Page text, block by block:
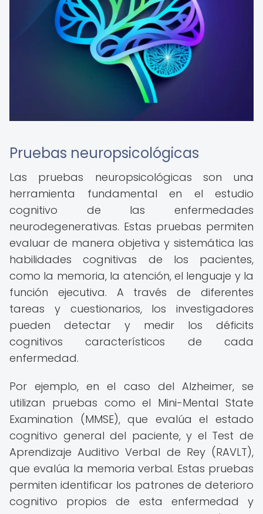
Pruebas neuropsicológicas
Las pruebas neuropsicológicas son una
herramienta fundamental en el estudio
cognitivo de las enfermedades
neurodegenerativas. Estas pruebas permiten
evaluar de manera objetiva y sistemática las
habilidades cognitivas de los pacientes,
como la memoria, la atención, el lenguaje y la
función ejecutiva. A través de diferentes
tareas y cuestionarios, los investigadores
pueden detectar y medir los déficits
cognitivos característicos de cada
enfermedad.
Por ejemplo, en el caso del Alzheimer, se
utilizan pruebas como el Mini-Mental State
Examination (MMSE), que evalúa el estado
cognitivo general del paciente, y el Test de
Aprendizaje Auditivo Verbal de Rey (RAVLT),
que evalúa la memoria verbal. Estas pruebas
permiten identificar los patrones de deterioro
cognitivo propios de esta enfermedad y